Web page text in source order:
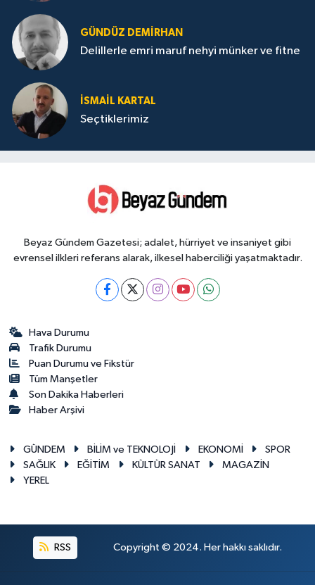
GÜNDÜZ DEMIRHAN
Delillerle emri maruf nehyi münker ve fitne
İSMAIL KARTAL
Seçtiklerimiz
Beyaz Gündem Gazetesi; adalet, hürriyet ve insaniyet gibi
evrensel ilkleri referans alarak, ilkesel haberciliği yaşatmaktadır.
Hava Durumu
Trafik Durumu
Puan Durumu ve Fikstür
Tüm Manşetler
Son Dakika Haberleri
Haber Arşivi
GÜNDEM BİLİM ve TEKNOLOJİ EKONOMİ
SPOR
SAĞLIK
EĞİTİM KÜLTÜR SANAT
MAGAZİN
YEREL
RSS Copyright © 2024. Her hakkı saklıdır.